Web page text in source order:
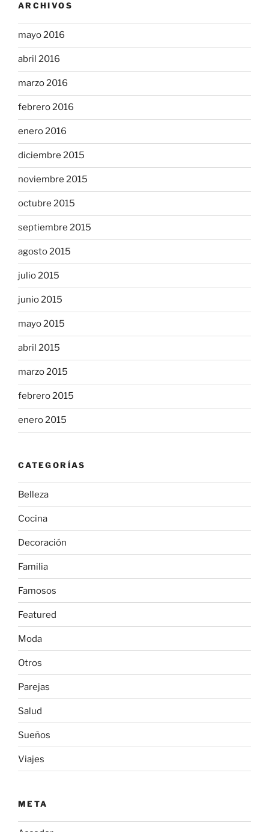
ARCHIVOS
mayo 2016
abril 2016
marzo 2016
febrero 2016
enero 2016
diciembre 2015
noviembre 2015
octubre 2015
septiembre 2015
agosto 2015
julio 2015
junio 2015
mayo 2015
abril 2015
marzo 2015
febrero 2015
enero 2015
CATEGORÍAS
Belleza
Cocina
Decoración
Familia
Famosos
Featured
Moda
Otros
Parejas
Salud
Sueños
Viajes
META